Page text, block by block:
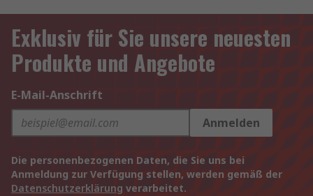
Exklusiv für Sie unsere neuesten
Produkte und Angebote
E-Mail-Anschrift
Anmelden
Die personenbezogenen Daten, die Sie uns bei
Anmeldung zur Verfügung stellen, werden gemäß der
Datenschutzerklärung verarbeitet.